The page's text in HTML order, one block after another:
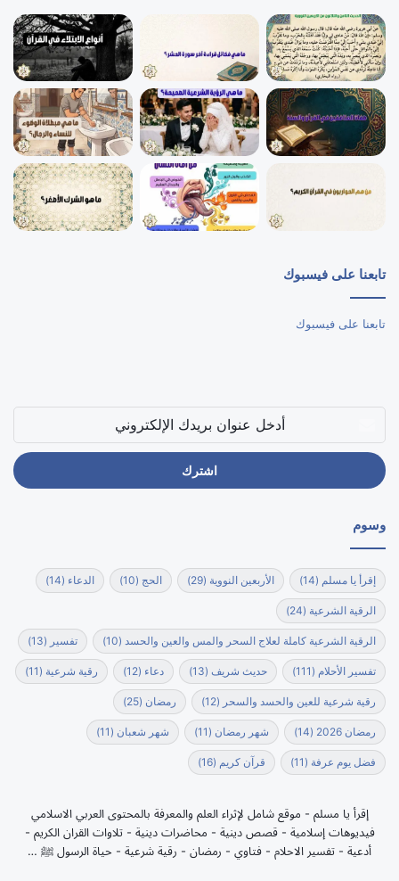
تابعنا على فيسبوك
تابعنا على فيسبوك
بريدك
الإلكتروني
وسوم
إقرأ يا مسلم (14) الأربعين النووية (29) الحج (10) الدعاء (14)
الرقية الشرعية (24)
الرقية الشرعية كاملة لعلاج السحر والمس والعين والحسد (10) تفسير (13)
تفسير الأحلام (111) حديث شريف (13) دعاء (12) رقية شرعية (11)
رقية شرعية للعين والحسد والسحر (12) رمضان (25)
رمضان 2026 (14) شهر رمضان (11) شهر شعبان (11)
فضل يوم عرفة (11) قرآن كريم (16)
إقرأ يا مسلم - موقع شامل لإثراء العلم والمعرفة بالمحتوى العربي الاسلامي
فيديوهات إسلامية - قصص دينية - محاضرات دينية - تلاوات القران الكريم -
أدعية - تفسير الاحلام - فتاوي - رمضان - رقية شرعية - حياة الرسول ﷺ …